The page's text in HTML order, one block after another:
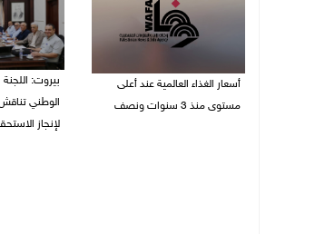
أسعار الغذاء العالمية عند أعلى
مستوى منذ 3 سنوات ونصف
بيروت:
الوطني تناقش
لإنجاز